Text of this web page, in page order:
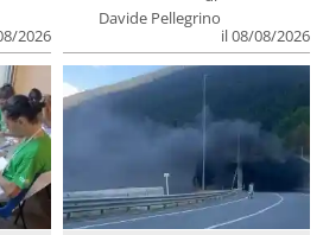
2026
Davide Pellegrino
il 08/08/2026